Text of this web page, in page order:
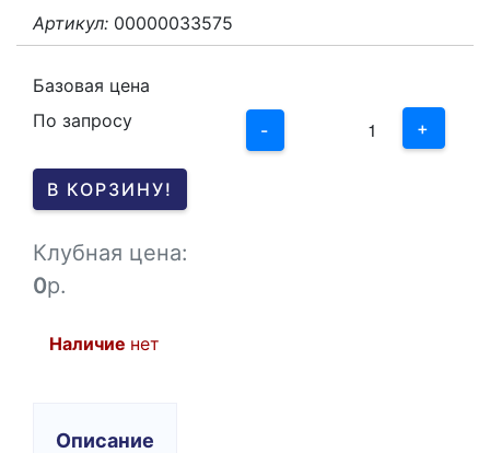
Артикул: 00000033575
Базовая цена
По запросу
-
3
1
+
В КОРЗИНУ!
Клубная цена:
0р.
Наличие нет
Описание